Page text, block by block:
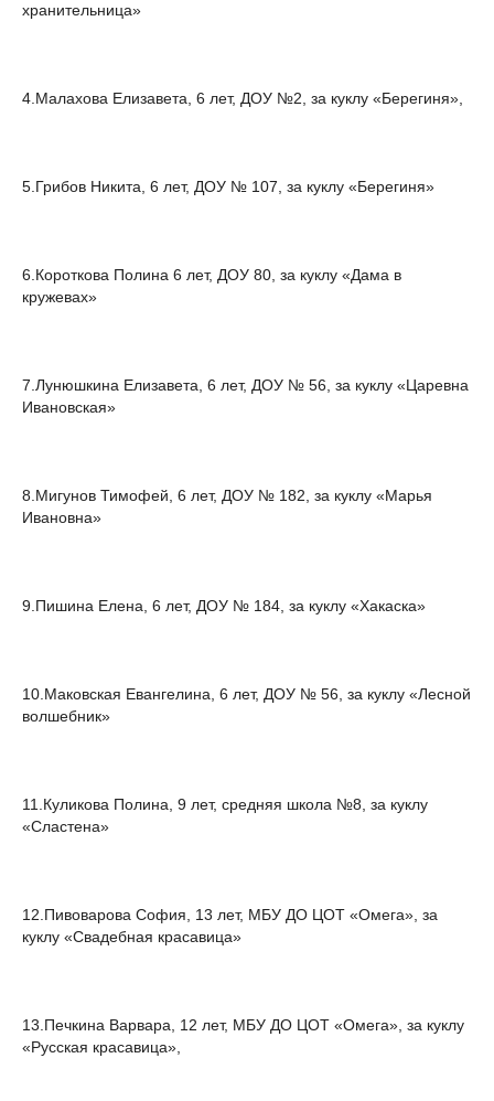
хранительница»
4.Малахова Елизавета, 6 лет, ДОУ №2, за куклу «Берегиня»,
5.Грибов Никита, 6 лет, ДОУ № 107, за куклу «Берегиня»
6.Короткова Полина 6 лет, ДОУ 80, за куклу «Дама в
кружевах»
7.Лунюшкина Елизавета, 6 лет, ДОУ № 56, за куклу «Царевна
Ивановская»
8.Мигунов Тимофей, 6 лет, ДОУ № 182, за куклу «Марья
Ивановна»
9.Пишина Елена, 6 лет, ДОУ № 184, за куклу «Хакаска»
10.Маковская Евангелина, 6 лет, ДОУ № 56, за куклу «Лесной
волшебник»
11.Куликова Полина, 9 лет, средняя школа №8, за куклу
«Сластена»
12.Пивоварова София, 13 лет, МБУ ДО ЦОТ «Омега», за
куклу «Свадебная красавица»
13.Печкина Варвара, 12 лет, МБУ ДО ЦОТ «Омега», за куклу
«Русская красавица»,